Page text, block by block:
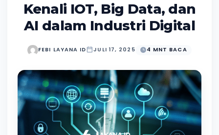
Kenali IOT, Big Data, dan
AI dalam Industri Digital
FEBI LAYANA ID JULI 17, 2025 4 MNT BACA